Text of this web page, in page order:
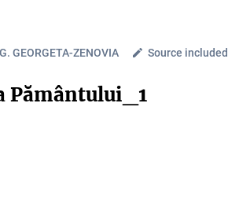
GEORGETA-ZENOVIA
Source included
Pământului_1